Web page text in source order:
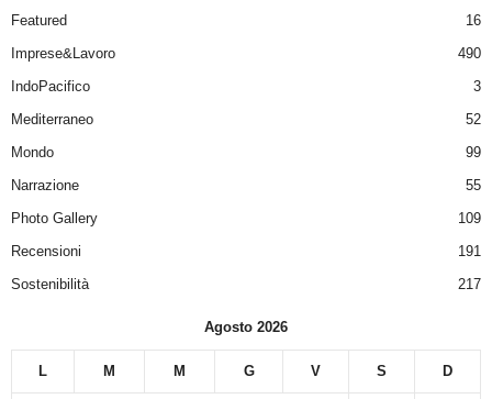
Featured
16
Imprese&Lavoro
490
IndoPacifico
3
Mediterraneo
52
Mondo
99
Narrazione
55
Photo Gallery
109
Recensioni
191
Sostenibilità
217
Agosto 2026
L M M G V S D